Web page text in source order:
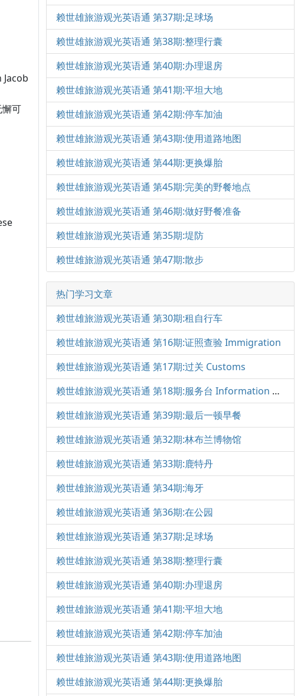
可
赖世雄旅游观光英语通 第37期:足球场
赖世雄旅游观光英语通 第38期:整理行囊
赖世雄旅游观光英语通 第40期:办理退房
赖世雄旅游观光英语通 第41期:平坦大地
赖世雄旅游观光英语通 第42期:停车加油
赖世雄旅游观光英语通 第43期:使用道路地图
赖世雄旅游观光英语通 第44期:更换爆胎
赖世雄旅游观光英语通 第45期:完美的野餐地点
赖世雄旅游观光英语通 第46期:做好野餐准备
赖世雄旅游观光英语通 第35期:堤防
赖世雄旅游观光英语通 第47期:散步
热门学习文章
赖世雄旅游观光英语通 第30期:租自行车
赖世雄旅游观光英语通 第16期:证照查验 Immigration
赖世雄旅游观光英语通 第17期:过关 Customs
赖世雄旅游观光英语通 第18期:服务台 Information Desk
赖世雄旅游观光英语通 第39期:最后一顿早餐
赖世雄旅游观光英语通 第32期:林布兰博物馆
赖世雄旅游观光英语通 第33期:鹿特丹
赖世雄旅游观光英语通 第34期:海牙
赖世雄旅游观光英语通 第36期:在公园
赖世雄旅游观光英语通 第37期:足球场
赖世雄旅游观光英语通 第38期:整理行囊
赖世雄旅游观光英语通 第40期:办理退房
赖世雄旅游观光英语通 第41期:平坦大地
赖世雄旅游观光英语通 第42期:停车加油
赖世雄旅游观光英语通 第43期:使用道路地图
赖世雄旅游观光英语通 第44期:更换爆胎